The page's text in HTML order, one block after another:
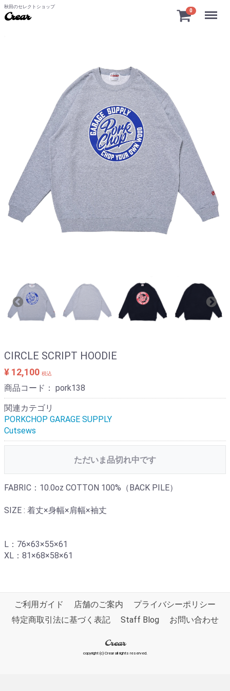
秋田のセレクトショップ
Crear
0 Menu
CIRCLE SCRIPT HOODIE
¥ 12,100 税込
商品コード： pork138
関連カテゴリ
PORKCHOP GARAGE SUPPLY
Cutsews
ただいま品切れ中です
FABRIC：10.0oz COTTON 100%（BACK PILE）
SIZE : 着丈×身幅×肩幅×袖丈
L：76×63×55×61
XL：81×68×58×61
ご利用ガイド 店舗のご案内
プライバシーポリシー
特定商取引法に基づく表記
Staff Blog お問い合わせ
Crear
copyright (c) Crear all rights reserved.